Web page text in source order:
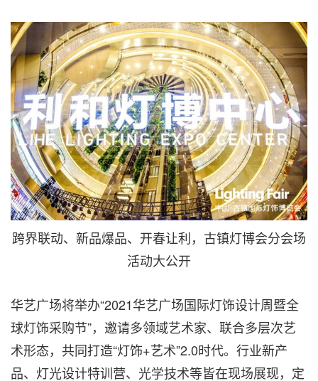
跨界联动、新品爆品、开春让利，古镇灯博会分会场
活动大公开
华艺广场将举办“2021华艺广场国际灯饰设计周暨全
球灯饰采购节”，邀请多领域艺术家、联合多层次艺
术形态，共同打造“灯饰+艺术”2.0时代。行业新产
品、灯光设计特训营、光学技术等皆在现场展现，定